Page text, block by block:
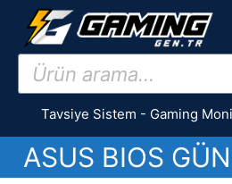
İçeriğe
Products
search
Tavsiye Sistem - Gaming
ASUS BIOS